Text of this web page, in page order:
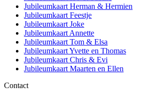
Jubileumkaart Herman & Hermien
Jubileumkaart Feestje
Jubileumkaart Joke
Jubileumkaart Annette
Jubileumkaart Tom & Elsa
Jubileumkaart Yvette en Thomas
Jubileumkaart Chris & Evi
Jubileumkaart Maarten en Ellen
Contact